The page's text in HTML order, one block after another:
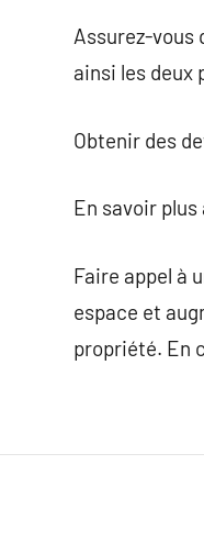
Assurez-vous
ainsi les deux
Obtenir des
En savoir plus
Faire appel à
espace et
propriété. En